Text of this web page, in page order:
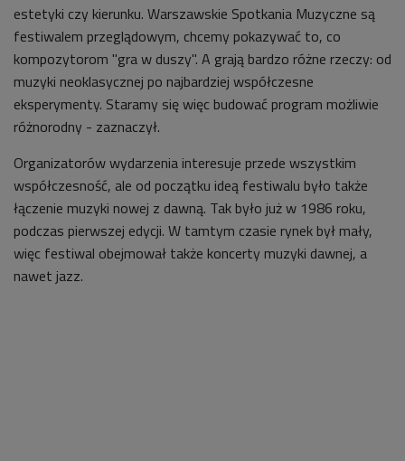
estetyki czy kierunku. Warszawskie Spotkania Muzyczne są
festiwalem przeglądowym, chcemy pokazywać to, co
kompozytorom "gra w duszy". A grają bardzo różne rzeczy: od
muzyki neoklasycznej po najbardziej współczesne
eksperymenty. Staramy się więc budować program możliwie
różnorodny - zaznaczył.
Organizatorów wydarzenia interesuje przede wszystkim
współczesność, ale od początku ideą festiwalu było także
łączenie muzyki nowej z dawną. Tak było już w 1986 roku,
podczas pierwszej edycji. W tamtym czasie rynek był mały,
więc festiwal obejmował także koncerty muzyki dawnej, a
nawet jazz.